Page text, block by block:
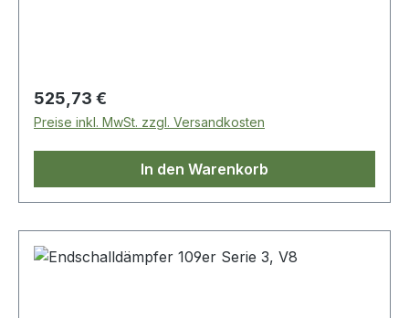
Regulärer Preis:
525,73 €
Preise inkl. MwSt. zzgl. Versandkosten
In den Warenkorb